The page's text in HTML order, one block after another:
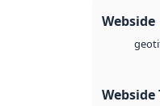
Webside
Webside